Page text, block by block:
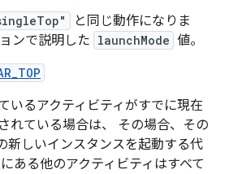
と同じ動作になりま
ンで説明した launchMode 値。
いるアクティビティがすでに現在
れている場合は、 その場合、その
新しいインスタンスを起動する代
ある他のアクティビティはすべて